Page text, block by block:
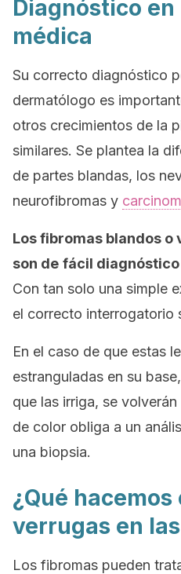
Diagnóstico
médica
Su correcto diagnóstico
dermatólogo es
otros crecimientos de la
similares. Se plantea la
de partes blandas, los
neurofibromas y
Los fibromas blandos o
son de fácil diagnóstico
Con tan solo una simple
el correcto interrogatorio
En el caso de que estas
estranguladas en su
que las irriga, se
de color obliga a un
una biopsia.
¿Qué hacemos
verrugas en
Los fibromas pueden